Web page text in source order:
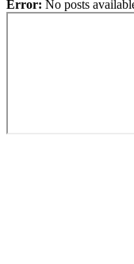
Error: No posts